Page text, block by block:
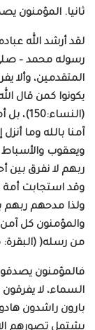
ثانيا. المؤمنون
لقد أرشد الله
رسوله محمد – صلى
المتقدمين، وألا
يكونوا كمن قال
آمنا بالله وما
ويعقوب
وقد استجابت أمة
ولذا مدحهم ربهم
والمؤمنون كل آمن
من رسله( (البقرة: 285).
فالمؤمنون
السماء، لا
بارون راشدون
يشتمل تصورهم